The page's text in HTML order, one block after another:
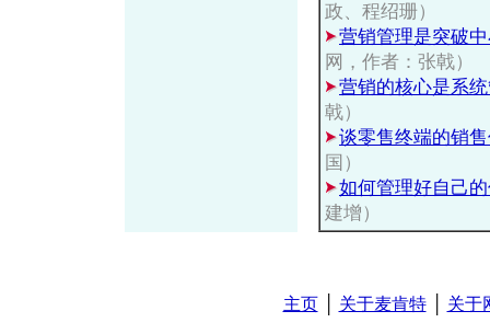
政、程绍珊）
营销管理是突破
网，作者：张戟）
营销的核心是系
戟）
谈零售终端的销
国）
如何管理好自己
建增）
主页│ 关于麦肯特│ 关于